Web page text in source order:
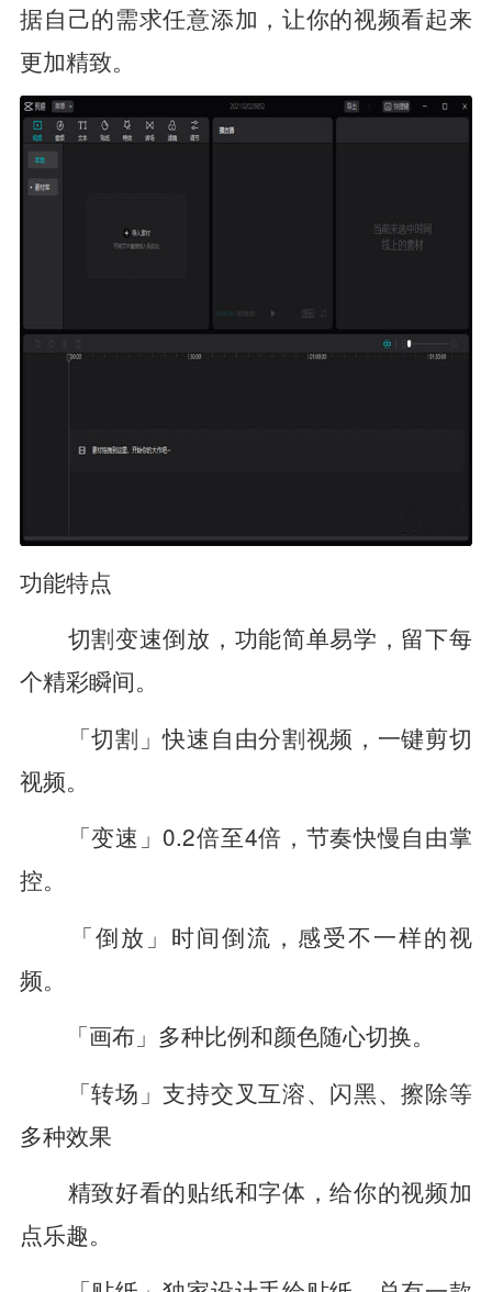
据自己的需求任意添加，让你的视频看起来
更加精致。
功能特点
切割变速倒放，功能简单易学，留下每
个精彩瞬间。
「切割」快速自由分割视频，一键剪切
视频。
「变速」0.2倍至4倍，节奏快慢自由掌
控。
「倒放」时间倒流，感受不一样的视
频。
「画布」多种比例和颜色随心切换。
「转场」支持交叉互溶、闪黑、擦除等
多种效果
精致好看的贴纸和字体，给你的视频加
点乐趣。